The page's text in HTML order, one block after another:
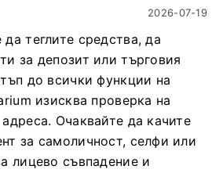
2026-07-19
теглите средства, да
за депозит или търговия
до всички функции на
изисква проверка на
Очаквайте да качите
за самоличност, селфи или
лицево съвпадение и